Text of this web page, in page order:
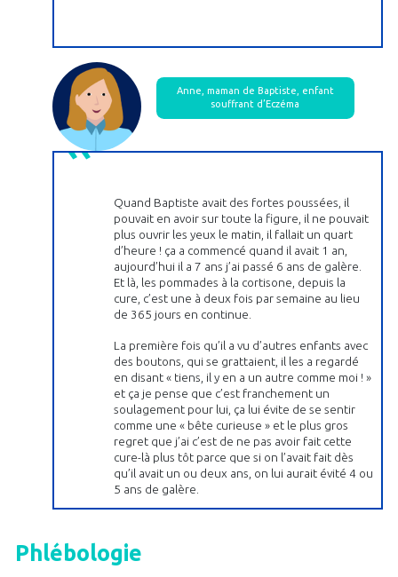
Anne, maman de Baptiste, enfant
souffrant d’Eczéma
Quand Baptiste avait des fortes poussées, il
pouvait en avoir sur toute la figure, il ne pouvait
plus ouvrir les yeux le matin, il fallait un quart
d’heure ! ça a commencé quand il avait 1 an,
aujourd’hui il a 7 ans j’ai passé 6 ans de galère.
Et là, les pommades à la cortisone, depuis la
cure, c’est une à deux fois par semaine au lieu
de 365 jours en continue.
La première fois qu’il a vu d’autres enfants avec
des boutons, qui se grattaient, il les a regardé
en disant « tiens, il y en a un autre comme moi ! »
et ça je pense que c’est franchement un
soulagement pour lui, ça lui évite de se sentir
comme une « bête curieuse » et le plus gros
regret que j’ai c’est de ne pas avoir fait cette
cure-là plus tôt parce que si on l’avait fait dès
qu’il avait un ou deux ans, on lui aurait évité 4 ou
5 ans de galère.
Phlébologie